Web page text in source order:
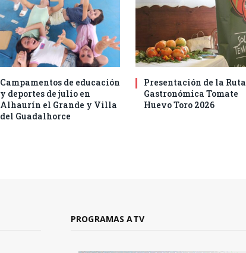
Campamentos de educación
y deportes de julio en
Alhaurín el Grande y Villa
del Guadalhorce
Presentación de la Ruta
Gastronómica Tomate
Huevo Toro 2026
PROGRAMAS ATV